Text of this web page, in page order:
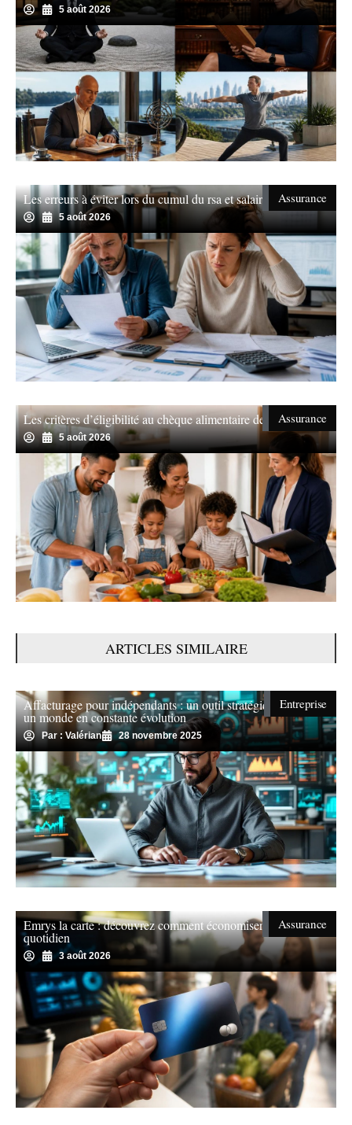
5 août 2026
Assurance
Les erreurs à éviter lors du cumul du rsa et salaire
5 août 2026
Assurance
Les critères d’éligibilité au chèque alimentaire de révélés
5 août 2026
ARTICLES SIMILAIRE
Entreprise
Affacturage pour indépendants : un outil stratégique dans
un monde en constante évolution
Par : Valérian 28 novembre 2025
Assurance
Emrys la carte : découvrez comment économiser au
quotidien
3 août 2026